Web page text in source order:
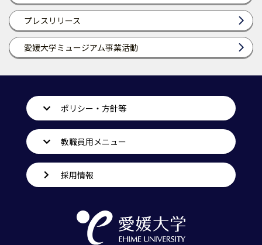
プレスリリース
愛媛大学ミュージアム事業活動
ポリシー・方針等
教職員用メニュー
採用情報